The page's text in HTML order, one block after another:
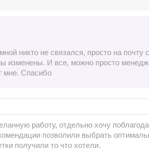
никто не связался, просто на почту
изменены. И все, можно просто
мне. Спасибо
работу, отдельно хочу
позволили выбрать
получили то что хотели.